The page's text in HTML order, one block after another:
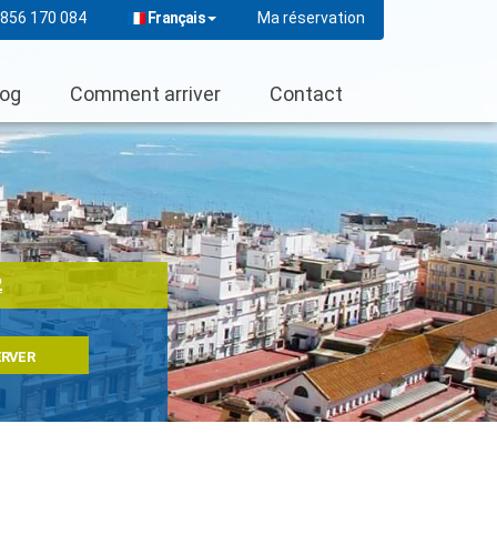
170 084 Français Ma réservation
Comment arriver Contact